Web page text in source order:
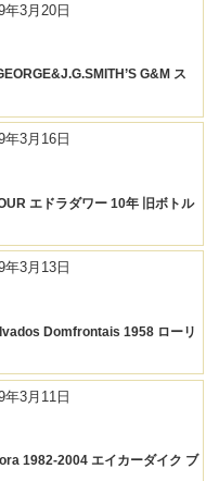
年3月20日
G&M ス
年3月16日
エドラダワー 10年 旧ボトル
年3月13日
Domfrontais 1958 ローリ
年3月11日
1982-2004 エイカーダイク ブ